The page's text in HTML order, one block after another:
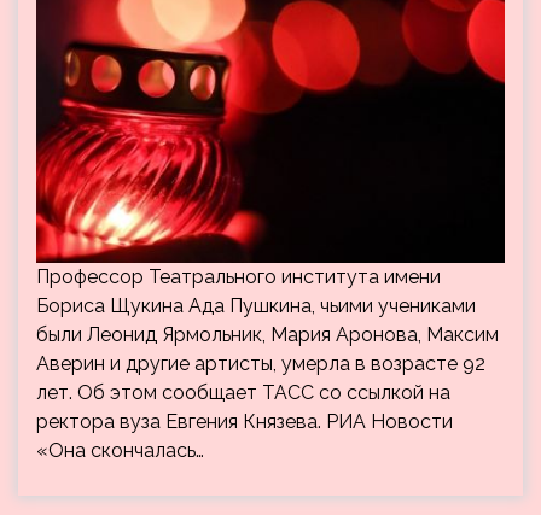
Профессор Театрального института имени
Бориса Щукина Ада Пушкина, чьими учениками
были Леонид Ярмольник, Мария Аронова, Максим
Аверин и другие артисты, умерла в возрасте 92
лет. Об этом сообщает ТАСС со ссылкой на
ректора вуза Евгения Князева. РИА Новости
«Она скончалась…